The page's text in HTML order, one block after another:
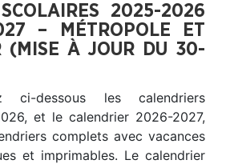
2025-2026
– MÉTROPOLE ET
(MISE À JOUR DU 30-
ci-dessous les calendriers
et le calendrier 2026-2027,
complets avec vacances
et imprimables. Le calendrier